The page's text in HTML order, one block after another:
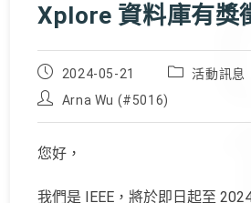
Xplore 資料庫有獎
Post
published:
2024-05-21
Post
活動訊息
Post
Arna Wu (#5016)
您好，
我們是 IEEE，將於即日起至